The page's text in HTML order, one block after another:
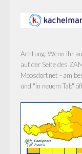
Achtung: Wenn ihr
auf der Seite des
Moosdorf.net - am
und "in neuem Tab"